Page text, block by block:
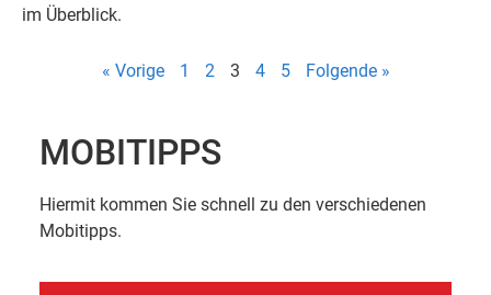
im Überblick.
« Vorige 1 2 3 4 5 Folgende »
MOBITIPPS
Hiermit kommen Sie schnell zu den verschiedenen
Mobitipps.